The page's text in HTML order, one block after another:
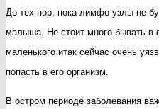
До тех пор, пока лимфо узлы не
малыша. Не стоит много бывать в
маленького итак сейчас очень
попасть в его организм.
В остром периоде заболевания